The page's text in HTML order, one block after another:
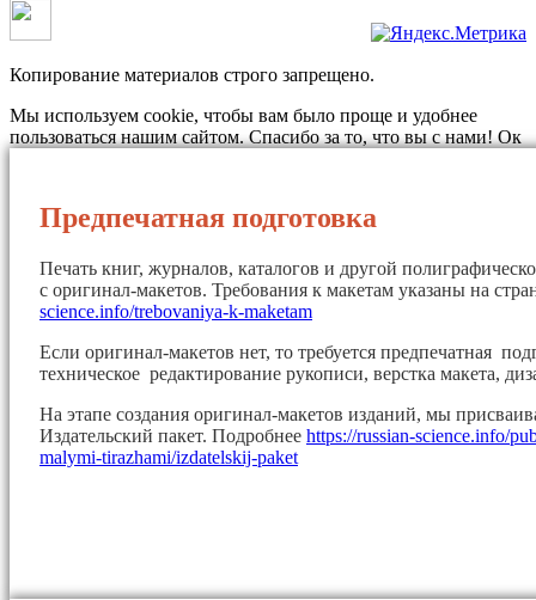
Копирование материалов строго запрещено.
Мы используем cookie, чтобы вам было проще и удобнее
пользоваться нашим сайтом. Спасибо за то, что вы с нами!Ок
Предпечатная подготовка
Печать книг, журналов, каталогов и другой
с оригинал-макетов. Требования к макетам указаны на
science.info/trebovaniya-k-maketam
Если оригинал-макетов нет, то требуется предпечатная
техническое редактирование рукописи, верстка макета,
На этапе создания оригинал-макетов изданий, мы
Издательский пакет. Подробнее https://russian-science.info/
malymi-tirazhami/izdatelskij-paket